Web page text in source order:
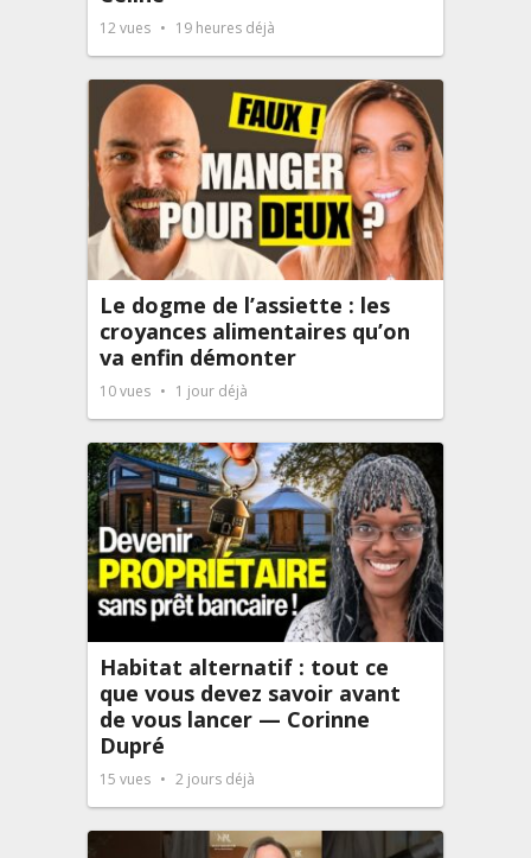
12vues 19 heures déjà
Le dogme de l’assiette : les
croyances alimentaires qu’on
va enfin démonter
10vues 1 jour déjà
Habitat alternatif : tout ce
que vous devez savoir avant
de vous lancer — Corinne
Dupré
15 vues 2 jours déjà